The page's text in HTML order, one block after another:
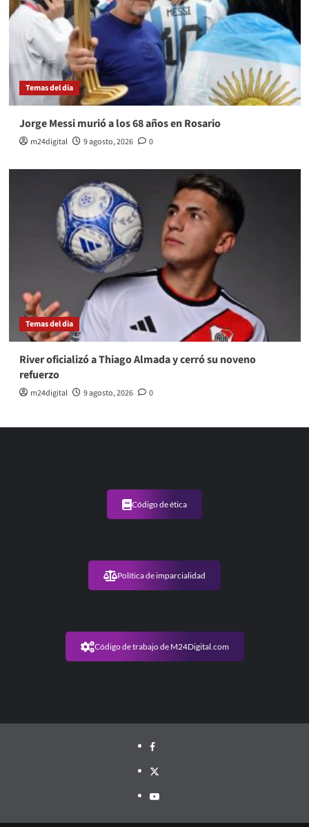
Temas del dia
Jorge Messi murió a los 68 años en Rosario
m24digital 9 agosto, 2026 0
Temas del dia
River oficializó a Thiago Almada y cerró su noveno
refuerzo
m24digital 9 agosto, 2026 0
Código de ética
Política de imparcialidad
Código de trabajo de M24Digital.com